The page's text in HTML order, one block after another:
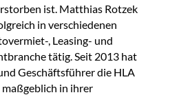
ist. Matthias Rotzek
in verschiedenen
, Leasing- und
tätig. Seit 2013 hat
Geschäftsführer die HLA
maßgeblich in ihrer